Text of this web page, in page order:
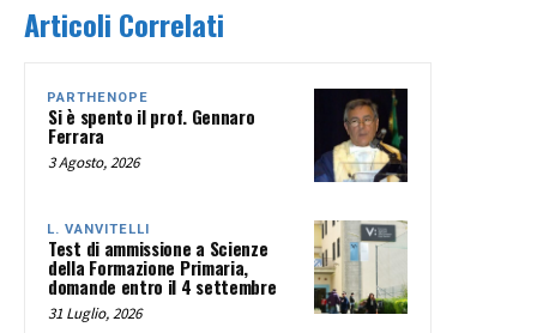
Articoli Correlati
PARTHENOPE
Si è spento il prof. Gennaro
Ferrara
3 Agosto, 2026
L. VANVITELLI
Test di ammissione a Scienze
della Formazione Primaria,
domande entro il 4 settembre
31 Luglio, 2026